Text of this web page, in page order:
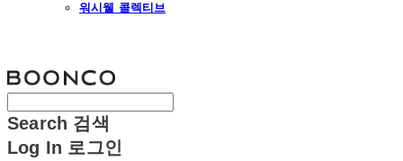
워시웰 콜렉티브
Search 검색
Log In 로그인